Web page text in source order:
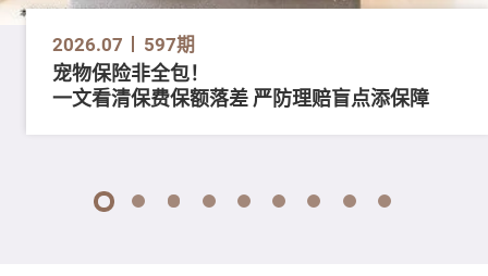
2026.07 597期
宠物保险非全包！
一文看清保费保额落差 严防理赔盲点添保障
1 2 3 4 5 6 7 8 9